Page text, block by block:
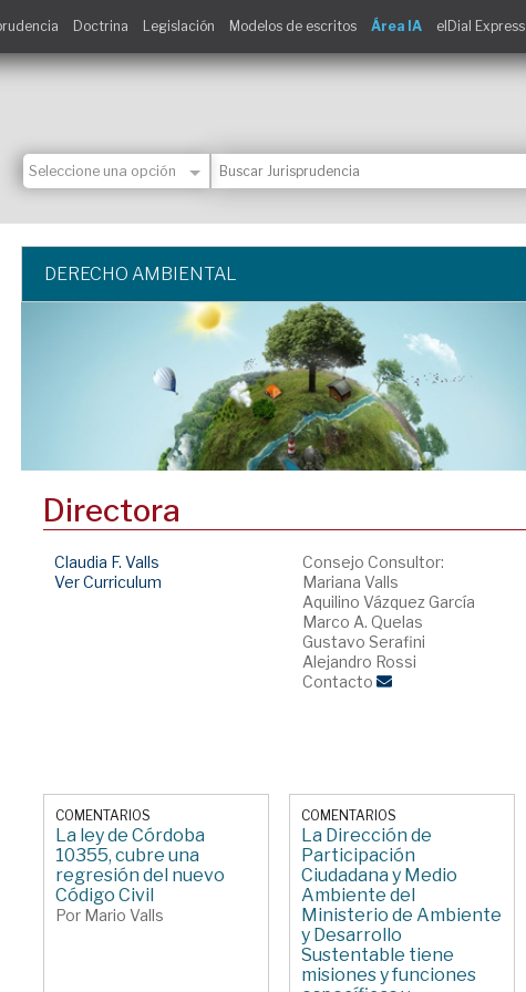
Doctrina Legislación Modelos de escritos Área IA elDial Express
DERECHO AMBIENTAL
Directora
Claudia F. Valls
Ver Curriculum
Consejo Consultor:
Mariana Valls
Aquilino Vázquez García
Marco A. Quelas
Gustavo Serafini
Alejandro Rossi
Contacto
COMENTARIOS
La ley de Córdoba
10355, cubre una
regresión del nuevo
Código Civil
Por Mario Valls
COMENTARIOS
La Dirección de
Participación
Ciudadana y Medio
Ambiente del
Ministerio de Ambiente
y Desarrollo
Sustentable tiene
misiones y funciones